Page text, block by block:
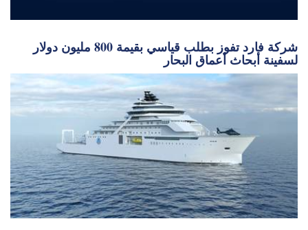
شركة فارد تفوز بطلب قياسي بقيمة 800 مليون دولار
لسفينة أبحاث أعماق البحار